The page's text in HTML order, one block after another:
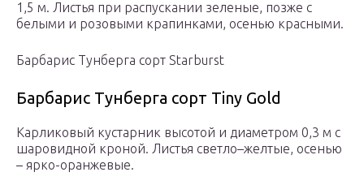
1,5 м. Листья при распускании зеленые, позже с
белыми и розовыми крапинками, осенью красными.
Барбарис Тунберга сорт Starburst
Барбарис Тунберга сорт Tiny Gold
Карликовый кустарник высотой и диаметром 0,3 м с
шаровидной кроной. Листья светло–желтые, осенью
– ярко-оранжевые.